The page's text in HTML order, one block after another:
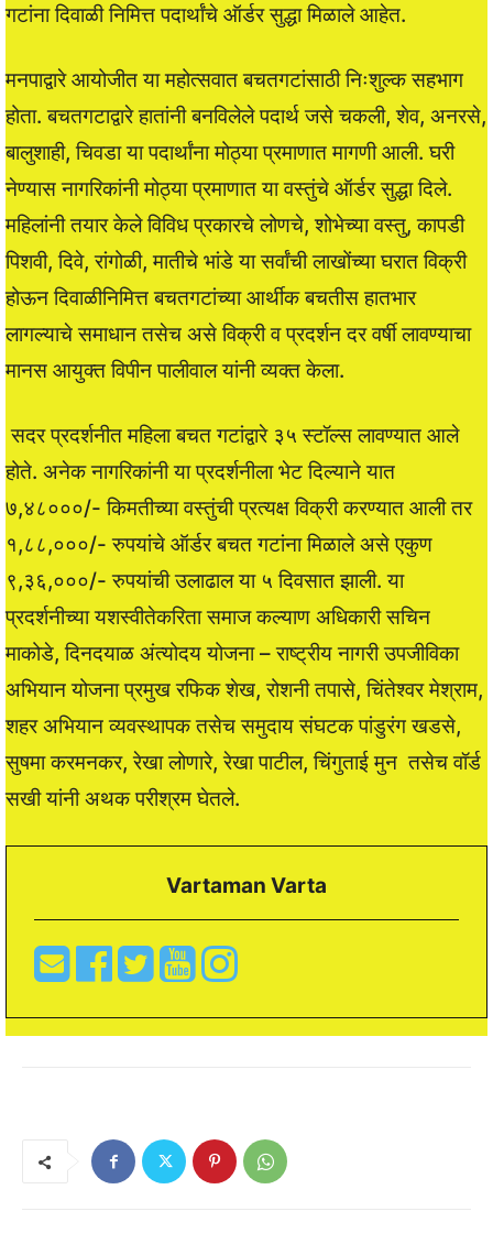
गटांना दिवाळी निमित्त पदार्थांचे ऑर्डर सुद्धा मिळाले आहेत.
मनपाद्वारे आयोजीत या महोत्सवात बचतगटांसाठी निःशुल्क सहभाग
होता. बचतगटाद्वारे हातांनी बनविलेले पदार्थ जसे चकली, शेव, अनरसे,
बालुशाही, चिवडा या पदार्थांना मोठ्या प्रमाणात मागणी आली. घरी
नेण्यास नागरिकांनी मोठ्या प्रमाणात या वस्तुंचे ऑर्डर सुद्धा दिले.
महिलांनी तयार केले विविध प्रकारचे लोणचे, शोभेच्या वस्तु, कापडी
पिशवी, दिवे, रांगोळी, मातीचे भांडे या सर्वांची लाखोंच्या घरात विक्री
होऊन दिवाळीनिमित्त बचतगटांच्या आर्थीक बचतीस हातभार
लागल्याचे समाधान तसेच असे विक्री व प्रदर्शन दर वर्षी लावण्याचा
मानस आयुक्त विपीन पालीवाल यांनी व्यक्त केला.
सदर प्रदर्शनीत महिला बचत गटांद्वारे ३५ स्टॉल्स लावण्यात आले
होते. अनेक नागरिकांनी या प्रदर्शनीला भेट दिल्याने यात
७,४८०००/- किमतीच्या वस्तुंची प्रत्यक्ष विक्री करण्यात आली तर
१,८८,०००/- रुपयांचे ऑर्डर बचत गटांना मिळाले असे एकुण
९,३६,०००/- रुपयांची उलाढाल या ५ दिवसात झाली. या
प्रदर्शनीच्या यशस्वीतेकरिता समाज कल्याण अधिकारी सचिन
माकोडे, दिनदयाळ अंत्योदय योजना – राष्ट्रीय नागरी उपजीविका
अभियान योजना प्रमुख रफिक शेख, रोशनी तपासे, चिंतेश्वर मेश्राम,
शहर अभियान व्यवस्थापक तसेच समुदाय संघटक पांडुरंग खडसे,
सुषमा करमनकर, रेखा लोणारे, रेखा पाटील, चिंगुताई मुन तसेच वॉर्ड
सखी यांनी अथक परीश्रम घेतले.
Vartaman Varta